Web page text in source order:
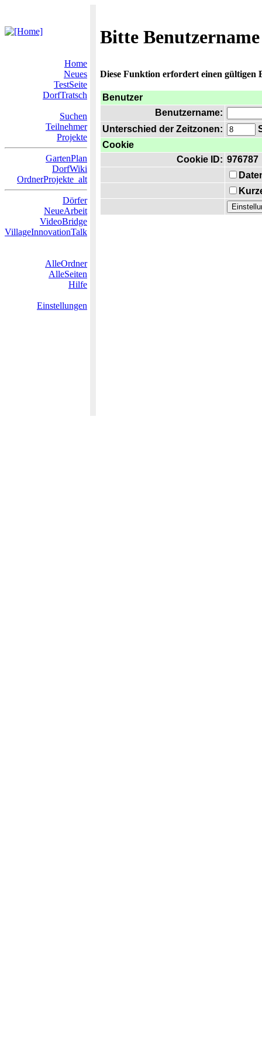
Bitte
Home
Neues
TestSeite
DorfTratsch
Suchen
Teilnehmer
Projekte
GartenPlan
DorfWiki
OrdnerProjekte_alt
Dörfer
NeueArbeit
VideoBridge
VillageInnovationTalk
AlleOrdner
AlleSeiten
Hilfe
Einstellungen
Diese Funktion erfordert einen gültigen
Benutzer
Benutzername:
Unterschied der Zeitzonen:
Cookie
Cookie ID: 976787